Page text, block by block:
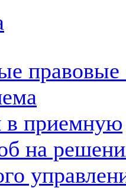
правовые
в приемную
на